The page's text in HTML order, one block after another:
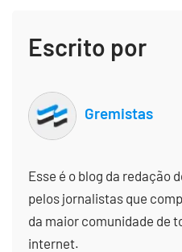
Escrito por
Gremistas
Esse é o blog da redação
pelos jornalistas que
da maior comunidade de
internet.